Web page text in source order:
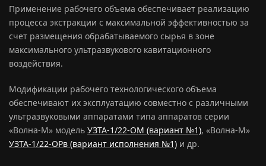
Применение рабочего объема обеспечивает реализацию
процесса экстракции с максимальной эффективностью за
счет размещения обрабатываемого сырья в зоне
максимального ультразвукового кавитационного
воздействия.
Модификации рабочего технологического объема
обеспечивают их эксплуатацию совместно с различными
ультразвуковыми аппаратами типа аппаратов серии
«Волна-М» модель УЗТА-1/22-ОМ (вариант №1), «Волна-М»
УЗТА-1/22-ОРв (вариант исполнения №1) и др.